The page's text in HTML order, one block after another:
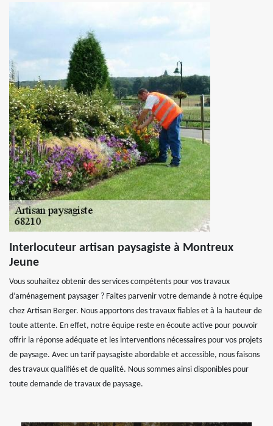
Interlocuteur artisan paysagiste à Montreux
Jeune
Vous souhaitez obtenir des services compétents pour vos travaux
d’aménagement paysager ? Faites parvenir votre demande à notre équipe
chez Artisan Berger. Nous apportons des travaux fiables et à la hauteur de
toute attente. En effet, notre équipe reste en écoute active pour pouvoir
offrir la réponse adéquate et les interventions nécessaires pour vos projets
de paysage. Avec un tarif paysagiste abordable et accessible, nous faisons
des travaux qualifiés et de qualité. Nous sommes ainsi disponibles pour
toute demande de travaux de paysage.